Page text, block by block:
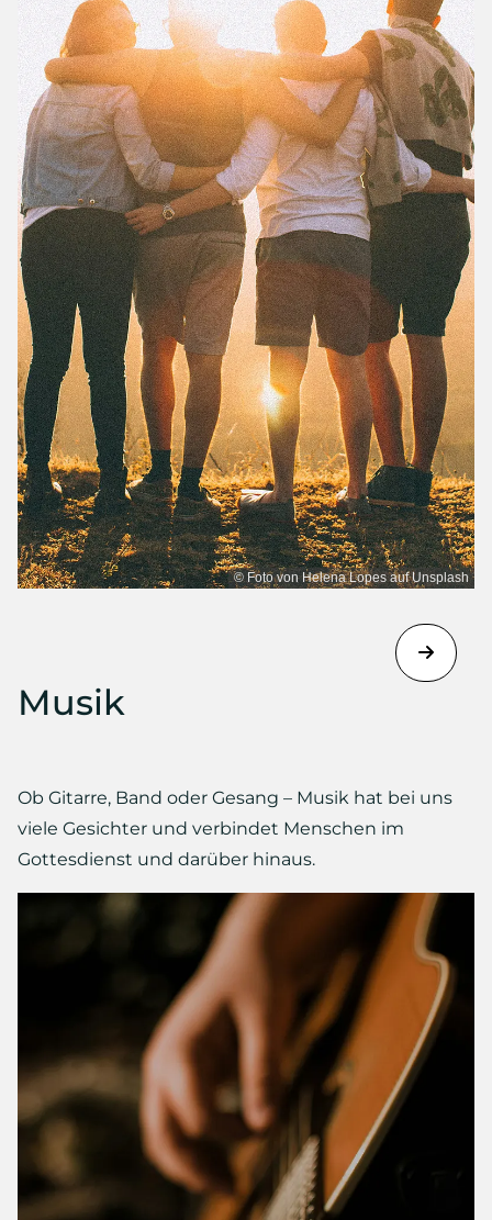
© Foto von Helena Lopes auf Unsplash
Musik
Ob Gitarre, Band oder Gesang – Musik hat bei uns
viele Gesichter und verbindet Menschen im
Gottesdienst und darüber hinaus.